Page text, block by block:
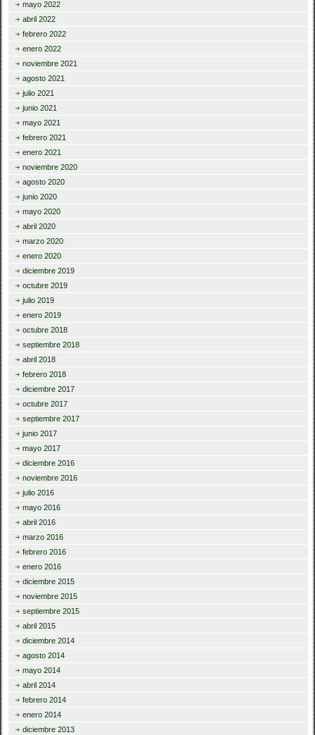
mayo 2022
abril 2022
febrero 2022
enero 2022
noviembre 2021
agosto 2021
julio 2021
junio 2021
mayo 2021
febrero 2021
enero 2021
noviembre 2020
agosto 2020
junio 2020
mayo 2020
abril 2020
marzo 2020
enero 2020
diciembre 2019
octubre 2019
julio 2019
enero 2019
octubre 2018
septiembre 2018
abril 2018
febrero 2018
diciembre 2017
octubre 2017
septiembre 2017
junio 2017
mayo 2017
diciembre 2016
noviembre 2016
julio 2016
mayo 2016
abril 2016
marzo 2016
febrero 2016
enero 2016
diciembre 2015
noviembre 2015
septiembre 2015
abril 2015
diciembre 2014
agosto 2014
mayo 2014
abril 2014
febrero 2014
enero 2014
diciembre 2013